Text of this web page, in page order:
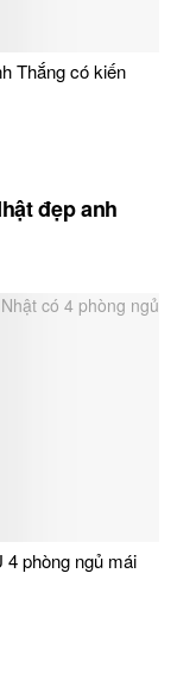
Thắng có kiến
đẹp anh
phòng ngủ mái